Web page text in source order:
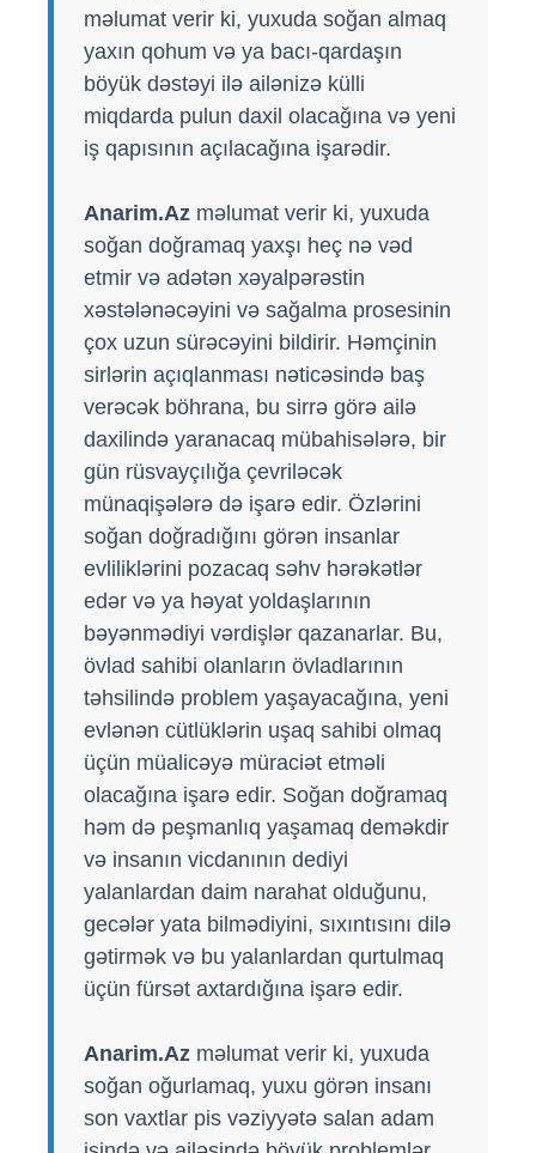
məlumat verir ki, yuxuda soğan almaq
yaxın qohum və ya bacı-qardaşın
böyük dəstəyi ilə ailənizə külli
miqdarda pulun daxil olacağına və yeni
iş qapısının açılacağına işarədir.
Anarim.Az məlumat verir ki, yuxuda
soğan doğramaq yaxşı heç nə vəd
etmir və adətən xəyalpərəstin
xəstələnəcəyini və sağalma prosesinin
çox uzun sürəcəyini bildirir. Həmçinin
sirlərin açıqlanması nəticəsində baş
verəcək böhrana, bu sirrə görə ailə
daxilində yaranacaq mübahisələrə, bir
gün rüsvayçılığa çevriləcək
münaqişələrə də işarə edir. Özlərini
soğan doğradığını görən insanlar
evliliklərini pozacaq səhv hərəkətlər
edər və ya həyat yoldaşlarının
bəyənmədiyi vərdişlər qazanarlar. Bu,
övlad sahibi olanların övladlarının
təhsilində problem yaşayacağına, yeni
evlənən cütlüklərin uşaq sahibi olmaq
üçün müalicəyə müraciət etməli
olacağına işarə edir. Soğan doğramaq
həm də peşmanlıq yaşamaq deməkdir
və insanın vicdanının dediyi
yalanlardan daim narahat olduğunu,
gecələr yata bilmədiyini, sıxıntısını dilə
gətirmək və bu yalanlardan qurtulmaq
üçün fürsət axtardığına işarə edir.
Anarim.Az məlumat verir ki, yuxuda
soğan oğurlamaq, yuxu görən insanı
son vaxtlar pis vəziyyətə salan adam